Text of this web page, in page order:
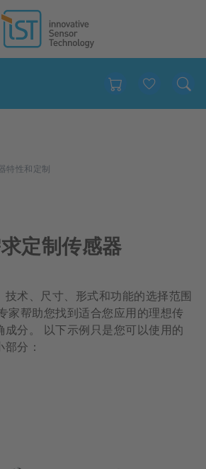
特性和定制
定制传感器
术、尺寸、形式和功能的选择范围
家帮助您找到适合您应用的理想传
成分。 以下示例只是您可以使用的
分：